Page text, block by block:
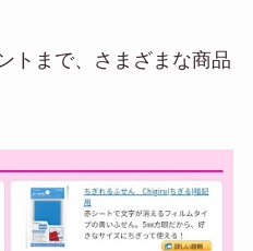
トまで、さまざまな商品